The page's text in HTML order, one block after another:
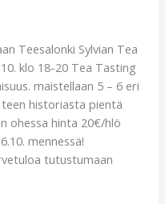
Teesalonki Sylvian Tea
klo 18-20 Tea Tasting
maistellaan 5 – 6 eri
historiasta pientä
ohessa hinta 20€/hlö
mennessä!
tutustumaan